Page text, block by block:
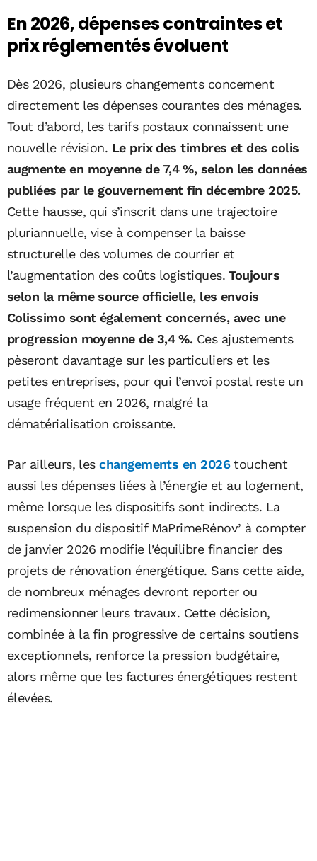
En 2026, dépenses contraintes et
prix réglementés évoluent
Dès 2026, plusieurs changements concernent
directement les dépenses courantes des ménages.
Tout d’abord, les tarifs postaux connaissent une
nouvelle révision. Le prix des timbres et des colis
augmente en moyenne de 7,4 %, selon les données
publiées par le gouvernement fin décembre 2025.
Cette hausse, qui s’inscrit dans une trajectoire
pluriannuelle, vise à compenser la baisse
structurelle des volumes de courrier et
l’augmentation des coûts logistiques.Toujours
selon la même source officielle, les envois
Colissimo sont également concernés, avec une
progression moyenne de 3,4 %. Ces ajustements
pèseront davantage sur les particuliers et les
petites entreprises, pour qui l’envoi postal reste un
usage fréquent en 2026, malgré la
dématérialisation croissante.
Par ailleurs, leschangements en 2026touchent
aussi les dépenses liées à l’énergie et au logement,
même lorsque les dispositifs sont indirects. La
suspension du dispositif MaPrimeRénov’ à compter
de janvier 2026 modifie l’équilibre financier des
projets de rénovation énergétique. Sans cette aide,
de nombreux ménages devront reporter ou
redimensionner leurs travaux. Cette décision,
combinée à la fin progressive de certains soutiens
exceptionnels, renforce la pression budgétaire,
alors même que les factures énergétiques restent
élevées.